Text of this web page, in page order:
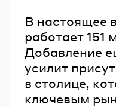
В настоящее
работает 151
Добавление
усилит
в столице,
ключевым